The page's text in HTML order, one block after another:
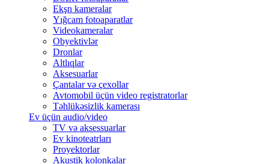
Ekşn kameralar
Yığcam fotoaparatlar
Videokameralar
Obyektivlər
Dronlar
Altlıqlar
Aksesuarlar
Çantalar və çexollar
Avtomobil üçün video registratorlar
Təhlükəsizlik kamerası
Ev üçün audio/video
TV və aksessuarlar
Ev kinoteatrları
Proyektorlar
Akustik kolonkalar